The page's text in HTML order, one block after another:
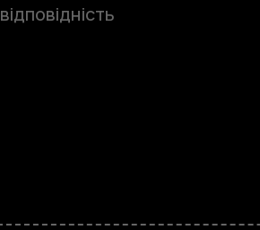
відповідність